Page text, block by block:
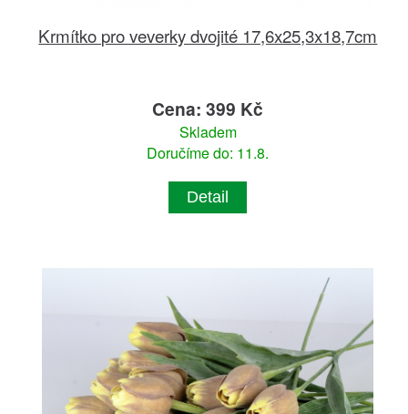
Krmítko pro veverky dvojité 17,6x25,3x18,7cm
Cena: 399 Kč
Skladem
Doručíme do: 11.8.
Detail